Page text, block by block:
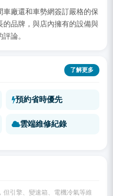
廠還和車勢網簽訂嚴格的保
的品牌，與店內擁有的設備與
論。
了解更多
預約省時優先
雲端維修紀錄
但引擎、變速箱、電機冷氣等維